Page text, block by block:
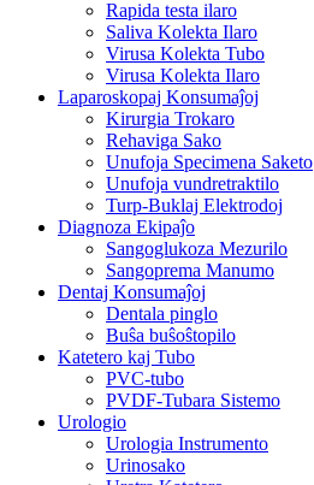
Rapida testa ilaro
Saliva Kolekta Ilaro
Virusa Kolekta Tubo
Virusa Kolekta Ilaro
Laparoskopaj Konsumaĵoj
Kirurgia Trokaro
Rehaviga Sako
Unufoja Specimena Saketo
Unufoja vundretraktilo
Turp-Buklaj Elektrodoj
Diagnoza Ekipaĵo
Sangoglukoza Mezurilo
Sangoprema Manumo
Dentaj Konsumaĵoj
Dentala pinglo
Buŝa buŝoŝtopilo
Katetero kaj Tubo
PVC-tubo
PVDF-Tubara Sistemo
Urologio
Urologia Instrumento
Urinosako